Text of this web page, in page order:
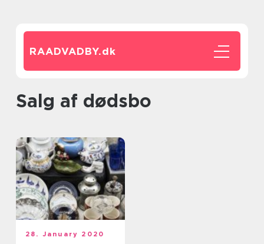
RAADVADBY.dk
salg af dødsbo
28. January 2020